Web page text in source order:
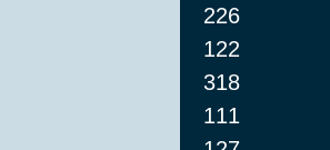
226
122
318
111